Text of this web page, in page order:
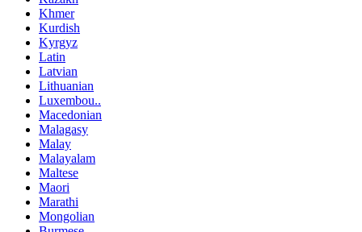
Khmer
Kurdish
Kyrgyz
Latin
Latvian
Lithuanian
Luxembou..
Macedonian
Malagasy
Malay
Malayalam
Maltese
Maori
Marathi
Mongolian